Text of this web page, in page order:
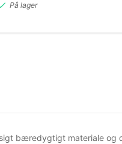
På lager
bæredygtigt materiale og